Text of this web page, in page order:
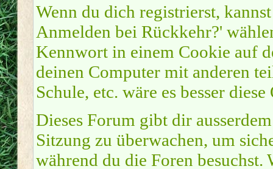
Wenn du dich registrierst,
Anmelden bei Rückkehr?'
Kennwort in einem Cookie auf
deinen Computer mit anderen
Schule, etc. wäre es besser
Dieses Forum gibt dir
Sitzung zu überwachen, um
während du die Foren besuchst.